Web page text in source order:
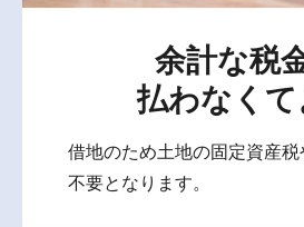
余計な税
払わなく
借地のため土地の固定資産
不要となります。